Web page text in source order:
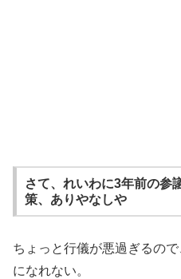
さて、れいわに3年前の参
策、ありやなしや
ちょっと行儀が悪過ぎるの
になれない。